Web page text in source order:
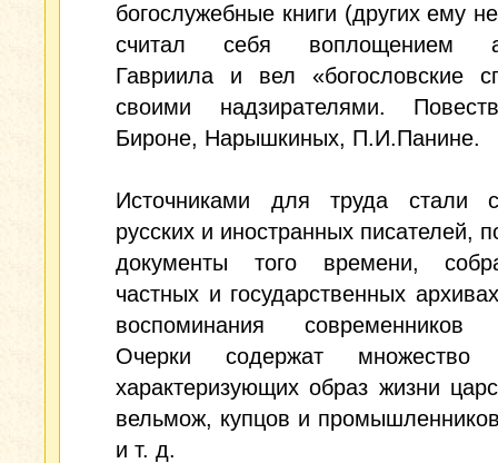
богослужебные книги (других ему
считал себя воплощением
Гавриила и вел «богословские
своими надзирателями.
Бироне, Нарышкиных, П.И.Панине.
Источниками для труда стали
русских и иностранных писателей,
документы того времени,
частных и государственных
воспоминания современников
Очерки содержат множество
характеризующих образ жизни
вельмож, купцов и
и т. д.